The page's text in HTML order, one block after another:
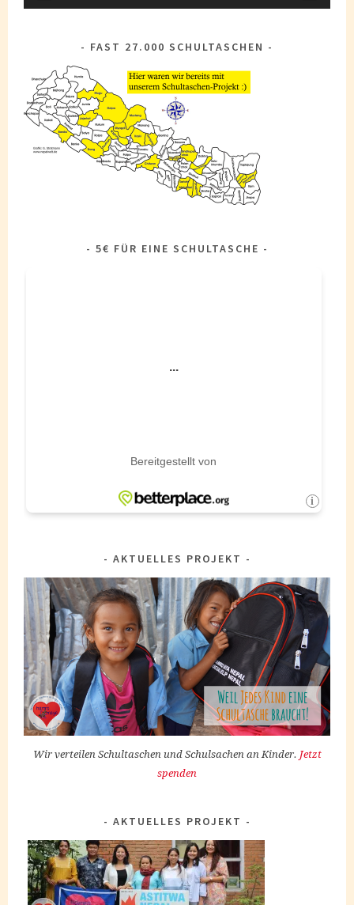
FAST 27.000 SCHULTASCHEN
5€ FÜR EINE SCHULTASCHE
AKTUELLES PROJEKT
Wir verteilen Schultaschen und Schulsachen an Kinder. Jetzt
spenden
AKTUELLES PROJEKT